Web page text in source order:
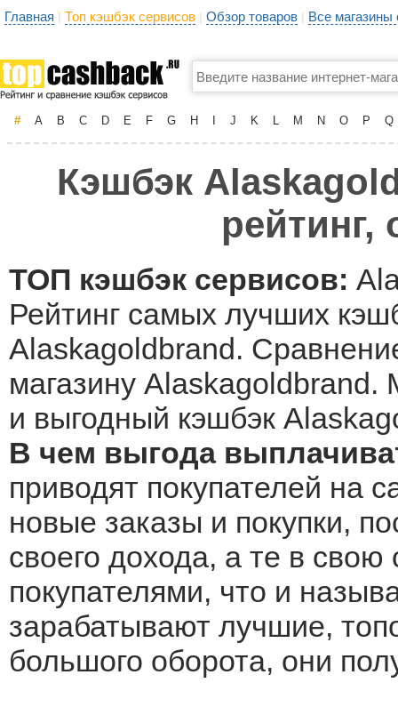
Главная | Топ кэшбэк сервисов | Обзор товаров | Все
# A B C D E F G H J K L M N O P Q
Кэшбэк
ТОП кэшбэк сервисов:
Рейтинг самых лучших
Alaskagoldbrand.
магазину
и выгодный кэшбэк
В чем выгода
приводят покупателей на
новые заказы и покупки,
своего дохода, а те в
покупателями, что и
зарабатывают лучшие,
большого оборота, они